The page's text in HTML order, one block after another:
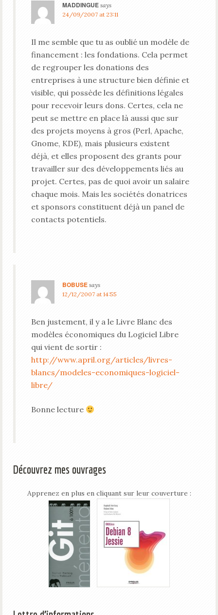
MADDINGUE says
24/09/2007 at 23:11
Il me semble que tu as oublié un modèle de
financement : les fondations. Cela permet
de regrouper les donations des
entreprises à une structure bien définie et
visible, qui possède les définitions légales
pour recevoir leurs dons. Certes, cela ne
peut se mettre en place là aussi que sur
des projets moyens à gros (Perl, Apache,
Gnome, KDE), mais plusieurs existent
déjà, et elles proposent des grants pour
travailler sur des développements liés au
projet. Certes, pas de quoi avoir un salaire
chaque mois. Mais les sociétés donatrices
et sponsors constituent déjà un panel de
contacts potentiels.
BOBUSE says
12/12/2007 at 14:55
Ben justement, il y a le Livre Blanc des
modèles économiques du Logiciel Libre
qui vient de sortir :
http://www.april.org/articles/livres-
blancs/modeles-economiques-logiciel-
libre/
Bonne lecture
Découvrez mes ouvrages
Apprenez en plus en cliquant sur leur couverture :